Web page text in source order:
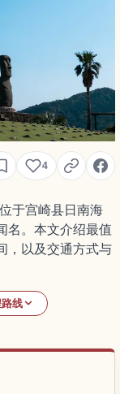
4
于宫崎县日南海
名。本文介绍最值
，以及交通方式与
线